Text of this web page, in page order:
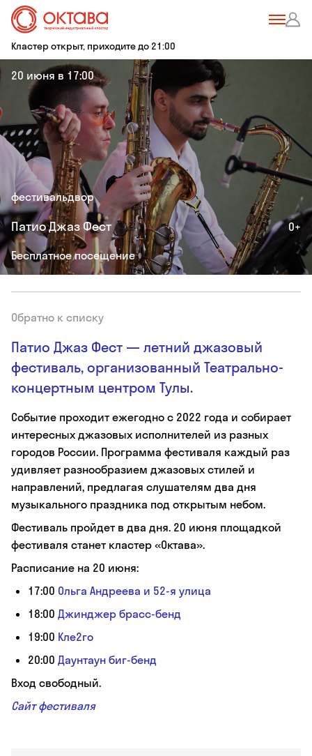
Кластер открыт, приходите до 21:00
20 июня в 17:00
фестивальдвор
Патио Джаз Фест 0+
Бесплатное посещение
Патио Джаз Фест — летний джазовый
фестиваль, организованный Театрально-
концертным центром Тулы.
Событие проходит ежегодно с 2022 года и собирает
интересных джазовых исполнителей из разных
городов России. Программа фестиваля каждый раз
удивляет разнообразием джазовых стилей и
направлений, предлагая слушателям два дня
музыкального праздника под открытым небом.
Фестиваль пройдет в два дня. 20 июня площадкой
фестиваля станет кластер «Октава».
Расписание на 20 июня:
17:00 Ольга Андреева и 52-я улица
18:00 Джинджер брасс-бенд
19:00 Кле2го
20:00 Даунтаун биг-бенд
Вход свободный.
Сайт фестиваля
Обратно к списку